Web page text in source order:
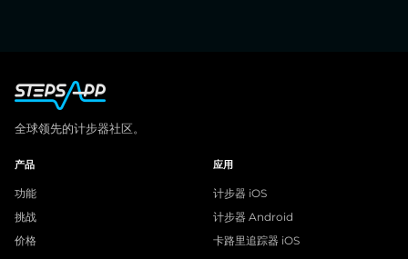
全球领先的计步器社区。
产品
功能
挑战
价格
应用
计步器 iOS
计步器 Android
卡路里追踪器 iOS